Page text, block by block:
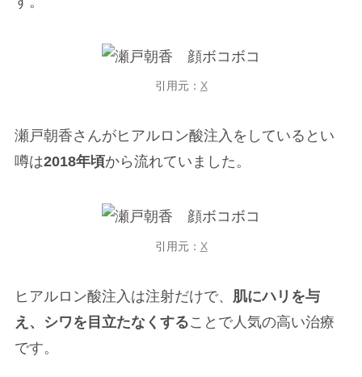
引用元： X
瀬戸朝香さんがヒアルロン酸注入をしているとい
噂は2018年頃から流れていました。
引用元： X
ヒアルロン酸注入は注射だけで、
肌にハリを与
え、シワを目立たなくすることで人気の高い治療
です。